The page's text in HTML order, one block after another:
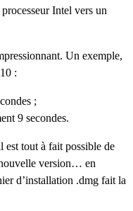
Intel vers un
Un exemple,
:
;
9 secondes.
est tout à fait possible de
version… en
d’installation .dmg fait la